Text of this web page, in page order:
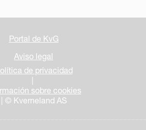
Portal de KvG
Aviso legal
de privacidad
sobre cookies
| © Kverneland AS